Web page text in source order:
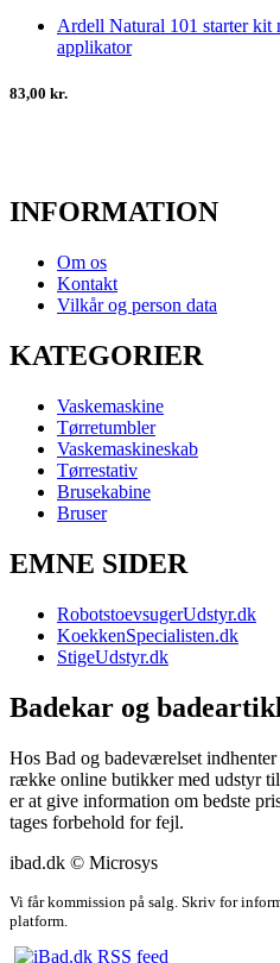
Ardell Natural 101 starter kit
applikator
83,00 kr.
INFORMATION
Om os
Kontakt
Vilkår og person data
KATEGORIER
Vaskemaskine
Tørretumbler
Vaskemaskineskab
Tørrestativ
Brusekabine
Bruser
EMNE SIDER
RobotstoevsugerUdstyr.dk
KoekkenSpecialisten.dk
StigeUdstyr.dk
Badekar og
Hos Bad og badeværelset
række online butikker med udstyr
er at give information om bedste
tages forbehold for fejl.
ibad.dk © Microsys
Vi får kommission på salg. Skriv for
platform.